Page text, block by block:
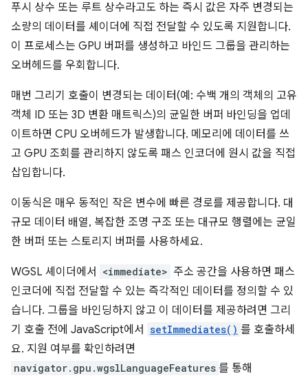
푸시 상수 또는 루트 상수라고도 하는 즉시 값은 자주 변경되는
소량의 데이터를 셰이더에 직접 전달할 수 있도록 지원합니다.
이 프로세스는 GPU 버퍼를 생성하고 바인드 그룹을 관리하는
오버헤드를 우회합니다.
매번 그리기 호출이 변경되는 데이터(예: 수백 개의 객체의 고유
객체 ID 또는 3D 변환 매트릭스)의 균일한 버퍼 바인딩을 업데
이트하면 CPU 오버헤드가 발생합니다. 메모리에 데이터를 쓰
고 GPU 조회를 관리하지 않도록 패스 인코더에 원시 값을 직접
삽입합니다.
이동식은 매우 동적인 작은 변수에 빠른 경로를 제공합니다. 대
규모 데이터 배열, 복잡한 조명 구조 또는 대규모 행렬에는 균일
한 버퍼 또는 스토리지 버퍼를 사용하세요.
WGSL 셰이더에서 <immediate> 주소 공간을 사용하면 패스
인코더에 직접 전달할 수 있는 즉각적인 데이터를 정의할 수 있
습니다. 그룹을 바인딩하지 않고 이 데이터를 제공하려면 그리
기 호출 전에 JavaScript에서 setImmediates() 를 호출하세
요. 지원 여부를 확인하려면
navigator.gpu.wgslLanguageFeatures 를 통해